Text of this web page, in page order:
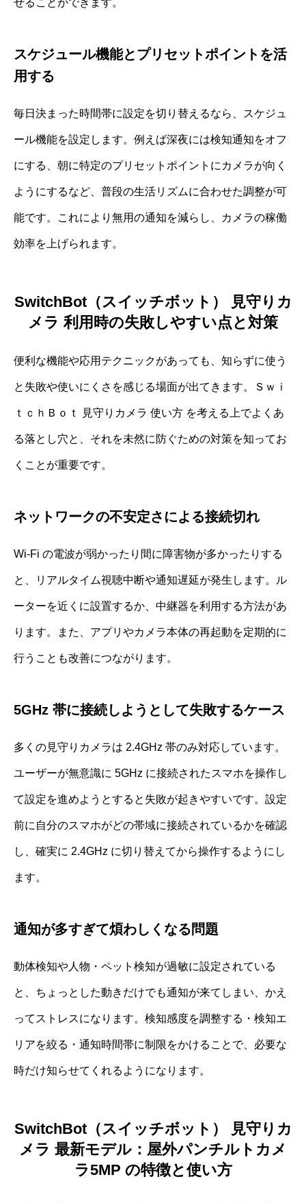
せることができます。
スケジュール機能とプリセットポイントを活
用する
毎日決まった時間帯に設定を切り替えるなら、スケジュ
ール機能を設定します。例えば深夜には検知通知をオフ
にする、朝に特定のプリセットポイントにカメラが向く
ようにするなど、普段の生活リズムに合わせた調整が可
能です。これにより無用の通知を減らし、カメラの稼働
効率を上げられます。
SwitchBot（スイッチボット） 見守りカ
メラ 利用時の失敗しやすい点と対策
便利な機能や応用テクニックがあっても、知らずに使う
と失敗や使いにくさを感じる場面が出てきます。Ｓｗｉ
ｔｃｈＢｏｔ 見守りカメラ 使い方 を考える上でよくあ
る落とし穴と、それを未然に防ぐための対策を知ってお
くことが重要です。
ネットワークの不安定さによる接続切れ
Wi-Fi の電波が弱かったり間に障害物が多かったりする
と、リアルタイム視聴中断や通知遅延が発生します。ル
ーターを近くに設置するか、中継器を利用する方法があ
ります。また、アプリやカメラ本体の再起動を定期的に
行うことも改善につながります。
5GHz 帯に接続しようとして失敗するケース
多くの見守りカメラは 2.4GHz 帯のみ対応しています。
ユーザーが無意識に 5GHz に接続されたスマホを操作し
て設定を進めようとすると失敗が起きやすいです。設定
前に自分のスマホがどの帯域に接続されているかを確認
し、確実に 2.4GHz に切り替えてから操作するようにし
ます。
通知が多すぎて煩わしくなる問題
動体検知や人物・ペット検知が過敏に設定されている
と、ちょっとした動きだけでも通知が来てしまい、かえ
ってストレスになります。検知感度を調整する・検知エ
リアを絞る・通知時間帯に制限をかけることで、必要な
時だけ知らせてくれるようになります。
SwitchBot（スイッチボット） 見守りカ
メラ 最新モデル：屋外パンチルトカメ
ラ5MP の特徴と使い方